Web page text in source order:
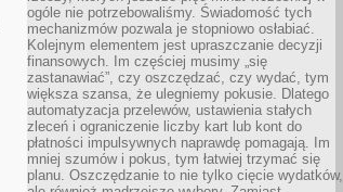
ogóle nie potrzebowaliśmy. Świadomość tych
mechanizmów pozwala je stopniowo osłabiać.
Kolejnym elementem jest upraszczanie decyzji
finansowych. Im częściej musimy „się
zastanawiać”, czy oszczędzać, czy wydać, tym
większa szansa, że ulegniemy pokusie. Dlatego
automatyzacja przelewów, ustawienia stałych
zleceń i ograniczenie liczby kart lub kont do
płatności impulsywnych naprawdę pomagają. Im
mniej szumów i pokus, tym łatwiej trzymać się
planu. Oszczędzanie to nie tylko cięcie wydatków,